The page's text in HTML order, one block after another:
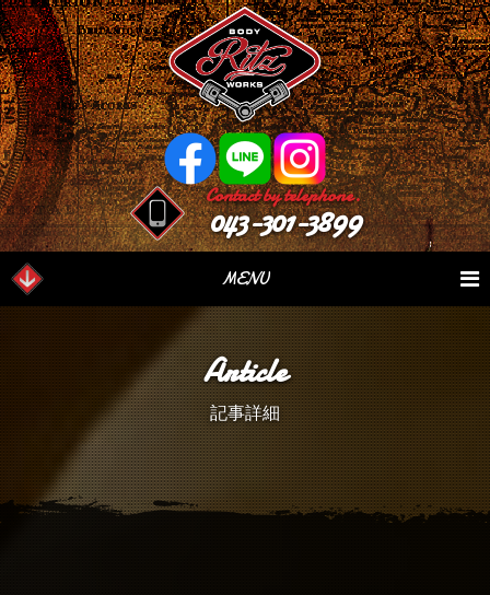
Contact by telephone.
043-301-3899
MENU
Our Serivce
業務内容 Stock List
在庫車情報
Parts Sales
パーツ情報 Case Study
作業日誌
Blog
つぶやき Factory
会社概要
Article
記事詳細